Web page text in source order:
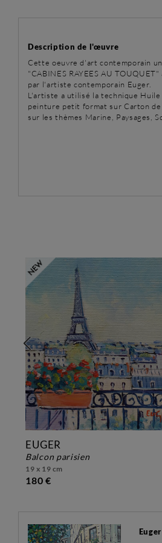
Description de l'œuvre
Cette oeuvre d'art contemporain
"CABINES RAYEES AU
par l'artiste contemporain Euger.
L'artiste a utilisé la technique
peinture petit format sur Carton
sur les thèmes Marine, Paysages,
EUGER
balcon parisien
19 x 19 cm
180 €
Euger